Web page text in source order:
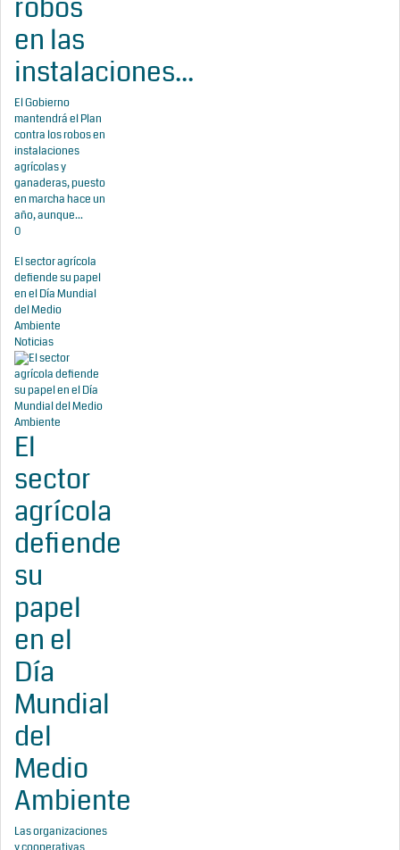
robos
en las
instalaciones...
El Gobierno
mantendrá el Plan
contra los robos en
instalaciones
agrícolas y
ganaderas, puesto
en marcha hace un
año, aunque...
0
El sector agrícola
defiende su papel
en el Día Mundial
del Medio
Ambiente
Noticias
El
sector
agrícola
defiende
su
papel
en el
Día
Mundial
del
Medio
Ambiente
Las organizaciones